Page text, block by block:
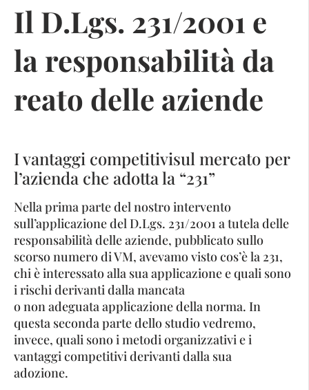
Il D.Lgs. 231/2001 e
la responsabilità da
reato delle aziende
I vantaggi competitivisul mercato per
l’azienda che adotta la “231”
Nella prima parte del nostro intervento
sull’applicazione del D.Lgs. 231/2001 a tutela delle
responsabilità delle aziende, pubblicato sullo
scorso numero di VM, avevamo visto cos’è la 231,
chi è interessato alla sua applicazione e quali sono
i rischi derivanti dalla mancata
o non adeguata applicazione della norma. In
questa seconda parte dello studio vedremo,
invece, quali sono i metodi organizzativi e i
vantaggi competitivi derivanti dalla sua
adozione.